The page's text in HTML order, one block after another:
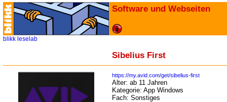
Software und Webseiten
blikk leselab
Sibelius First
https://my.avid.com/get/sibelius-first
Alter: ab 11 Jahren
Kategorie: App Windows
Fach: Sonstiges